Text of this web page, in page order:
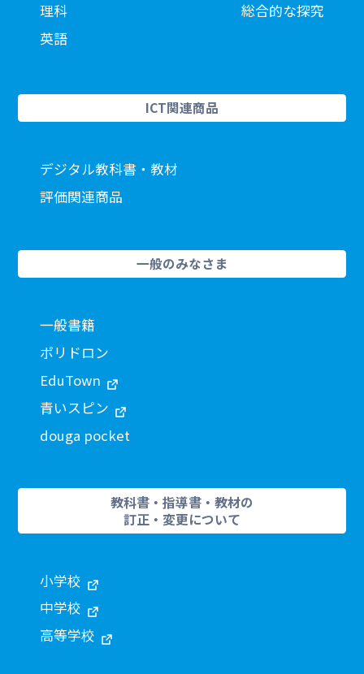
理科
英語
総合的な探究
ICT関連商品
デジタル教科書・教材
評価関連商品
一般のみなさま
一般書籍
ポリドロン
EduTown
青いスピン
douga pocket
教科書・指導書・教材の
訂正・変更について
小学校
中学校
高等学校